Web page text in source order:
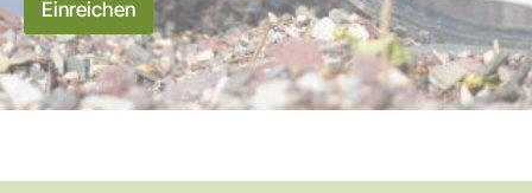
t
e
n
s
t
Einreichen